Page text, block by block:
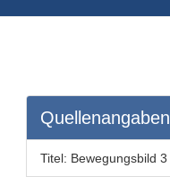
Quellenangaben
Titel: Bewegungsbild 3